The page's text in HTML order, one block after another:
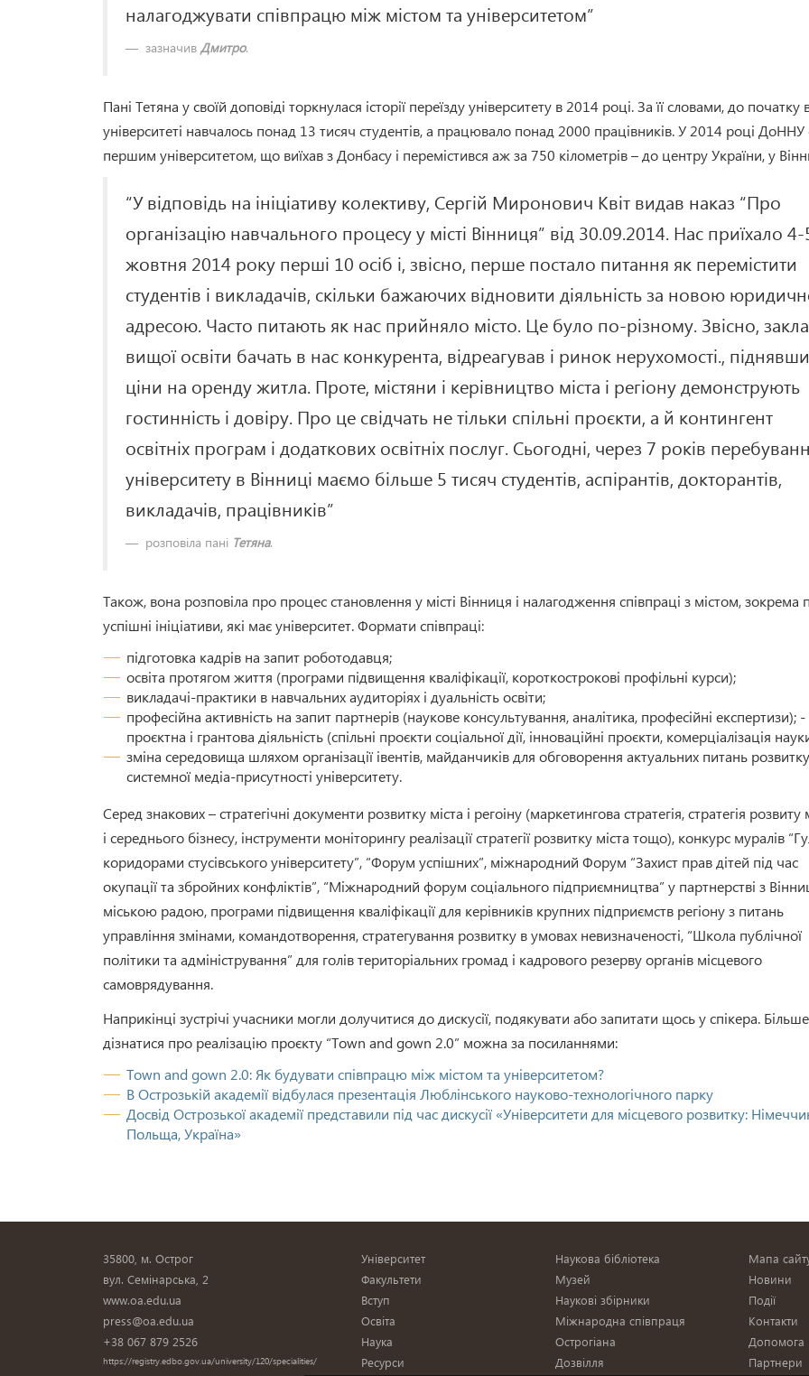
налагоджувати співпрацю між містом та університетом”
зазначив Дмитро.
Пані Тетяна у своїй доповіді торкнулася історії переїзду університету в 2014 році. За її словами, до початку
університеті навчалось понад 13 тисяч студентів, а працювало понад 2000 працівників. У 2014 році ДоННУ
першим університетом, що виїхав з Донбасу і перемістився аж за 750 кілометрів – до центру України, у
“У відповідь на ініціативу колективу, Сергій Миронович Квіт видав наказ “Про
організацію навчального процесу у місті Вінниця” від 30.09.2014. Нас приїхало 4-
жовтня 2014 року перші 10 осіб і, звісно, перше постало питання як перемістити
студентів і викладачів, скільки бажаючих відновити діяльність за новою
адресою. Часто питають як нас прийняло місто. Це було по-різному. Звісно,
вищої освіти бачать в нас конкурента, відреагував і ринок нерухомості., піднявши
ціни на оренду житла. Проте, містяни і керівництво міста і регіону демонструють
гостинність і довіру. Про це свідчать не тільки спільні проєкти, а й контингент
освітніх програм і додаткових освітніх послуг. Сьогодні, через 7 років
університету в Вінниці маємо більше 5 тисяч студентів, аспірантів, докторантів,
викладачів, працівників”
розповіла пані Тетяна.
Також, вона розповіла про процес становлення у місті Вінниця і налагодження співпраці з містом, зокрема
успішні ініціативи, які має університет. Формати співпраці:
підготовка кадрів на запит роботодавця;
освіта протягом життя (програми підвищення кваліфікації, короткострокові профільні курси);
викладачі-практики в навчальних аудиторіях і дуальність освіти;
професійна активність на запит партнерів (наукове консультування, аналітика, професійні експертизи); -
проєктна і грантова діяльність (спільні проєкти соціальної дії, інноваційні проєкти, комерціалізація
зміна середовища шляхом організації івентів, майданчиків для обговорення актуальних питань
системної медіа-присутності університету.
Серед знакових – стратегічні документи розвитку міста і регоіну (маркетингова стратегія, стратегія розвиту
і середнього бізнесу, інструменти моніторингу реалізації стратегії розвитку міста тощо), конкурс муралів
коридорами стусівського університету”, “Форум успішних”, міжнародний Форум “Захист прав дітей під час
окупації та збройних конфліктів”, “Міжнародний форум соціального підприємництва” у партнерстві з
міською радою, програми підвищення кваліфікації для керівників крупних підприємств регіону з питань
управління змінами, командотворення, стратегування розвитку в умовах невизначеності, “Школа публічної
політики та адміністрування” для голів територіальних громад і кадрового резерву органів місцевого
самоврядування.
Наприкінці зустрічі учасники могли долучитися до дискусії, подякувати або запитати щось у спікера. Більше
дізнатися про реалізацію проєкту “Town and gown 2.0” можна за посиланнями:
Town and gown 2.0: Як будувати співпрацю між містом та університетом?
В Острозькій академії відбулася презентація Люблінського науково-технологічного парку
Досвід Острозької академії представили під час дискусії «Університети для місцевого розвитку:
Польща, Україна»
Наукова бібліотека
Музей
Наукові збірники
Міжнародна співпраця
Острогіана
Дозвілля
35800, м. Острог
вул. Семінарська, 2
www.oa.edu.ua
press@oa.edu.ua
+38 067 879 2526
https://registry.edbo.gov.ua/university/120/specialities/
Університет
Факультети
Вступ
Освіта
Наука
Ресурси
Мапа
Новини
Події
Контакти
Допомога
Партнери